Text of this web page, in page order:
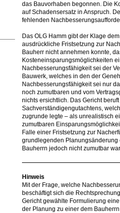
das Bauvorhaben begonnen. Die
auf Schadensersatz in Anspruch.
fehlenden
Das OLG Hamm gibt der Klage
ausdrückliche Fristsetzung zur
Bauherr nicht annehmen konnte,
Kosteneinsparungsmöglichkeiten
Nachbesserungsfähigkeit sei der
Bauwerk, welches in den der
Nachbesserungsfähigkeit sei nur
noch zumutbaren und vom
nichts ersichtlich. Das Gericht
Sachverständigengutachtens,
zugrunde legte – als unrealistisch
zumutbaren
Falle einer Fristsetzung zur
grundlegenden Planungsänderung
Bauherrn jedoch nicht zumutbar
Hinweis
Mit der Frage, welche
beschäftigt sich die
Gericht gewählte Formulierung
der Planung zu einer dem